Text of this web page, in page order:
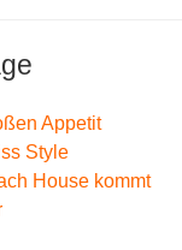
Appetit
Style
House kommt